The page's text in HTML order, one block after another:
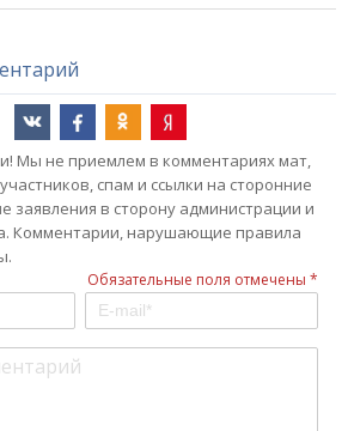
Мы не приемлем в комментариях мат,
спам и ссылки на сторонние
заявления в сторону администрации и
Комментарии, нарушающие правила
Обязательные поля отмечены *